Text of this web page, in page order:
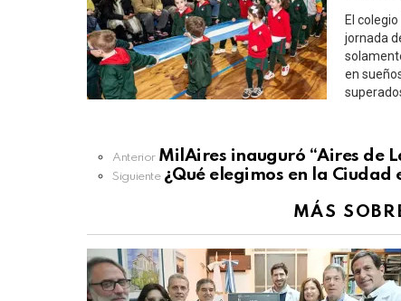
El
jornada
en
See
more
Anterior MilAires inauguró “Aires de
Siguiente ¿Qué elegimos en la Ciudad
MÁS